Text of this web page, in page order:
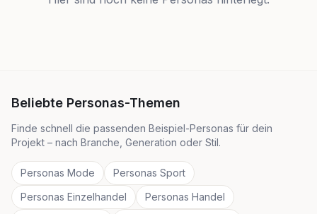
Beliebte Personas-Themen
Finde schnell die passenden Beispiel-Personas für dein
Projekt – nach Branche, Generation oder Stil.
Personas Mode
Personas Sport
Personas Einzelhandel
Personas Handel